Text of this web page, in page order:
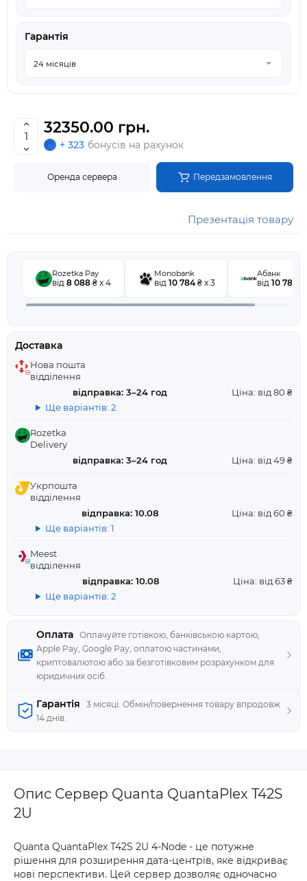
Гарантія
32350.00 грн.
+ 323 бонусів на рахунок
Оренда сервера Передзамовлення
Презентація товару
Оплата Оплачуйте готівкою, банківською картою,
Apple Pay, Google Pay, оплатою частинами,
криптовалютою або за безготівковим розрахунком для
юридичних осіб.
Rozetka Pay
від 8 088 ₴ x 4
Monobank
від 10 784₴ x 3
Абанк
від 10 784
Доставка
Нова пошта
відділення
відправка: 3–24 год
Ціна: від 80 ₴
Ще варіантів: 2
Rozetka
Delivery
відправка: 3–24 год
Ціна: від 49 ₴
Укрпошта
відділення
відправка: 10.08
Ціна: від 60 ₴
Ще варіантів: 1
Meest
відділення
відправка: 10.08
Ціна: від 63 ₴
Ще варіантів: 2
Гарантія
3 місяці. Обмін/повернення товару впродовж
14 днів.
Опис Сервер Quanta QuantaPlex T42S
2U
Quanta QuantaPlex T42S 2U 4-Node - це потужне
рішення для розширення дата-центрів, яке відкриває
нові перспективи. Цей сервер дозволяє одночасно